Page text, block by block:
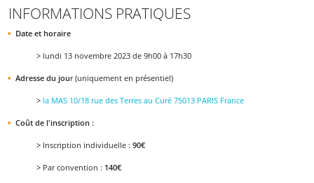
INFORMATIONS PRATIQUES
Date et horaire
> lundi 13 novembre 2023 de 9h00 à 17h30
Adresse du jour (uniquement en présentiel)
> la MAS 10/18 rue des Terres au Curé 75013 PARIS France
Coût de l'inscription :
> Inscription individuelle : 90€
> Par convention : 140€